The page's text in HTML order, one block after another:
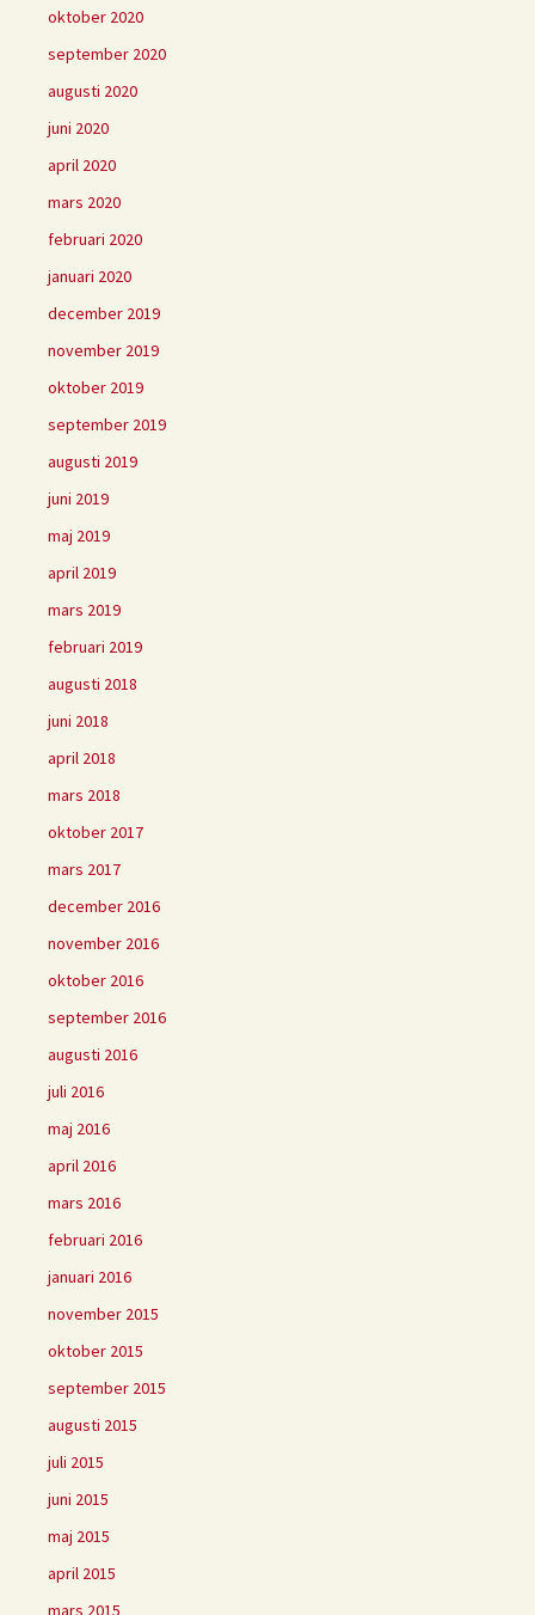
oktober 2020
september 2020
augusti 2020
juni 2020
april 2020
mars 2020
februari 2020
januari 2020
december 2019
november 2019
oktober 2019
september 2019
augusti 2019
juni 2019
maj 2019
april 2019
mars 2019
februari 2019
augusti 2018
juni 2018
april 2018
mars 2018
oktober 2017
mars 2017
december 2016
november 2016
oktober 2016
september 2016
augusti 2016
juli 2016
maj 2016
april 2016
mars 2016
februari 2016
januari 2016
november 2015
oktober 2015
september 2015
augusti 2015
juli 2015
juni 2015
maj 2015
april 2015
mars 2015